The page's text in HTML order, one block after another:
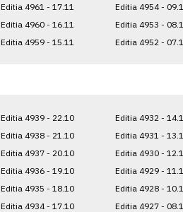
Editia 4961 - 17.11
Editia 4960 - 16.11
Editia 4959 - 15.11
Editia 4954 -
Editia 4953 -
Editia 4952 -
Editia 4939 - 22.10
Editia 4938 - 21.10
Editia 4937 - 20.10
Editia 4936 - 19.10
Editia 4935 - 18.10
Editia 4934 - 17.10
Editia 4932 -
Editia 4931 -
Editia 4930 -
Editia 4929 -
Editia 4928 -
Editia 4927 -